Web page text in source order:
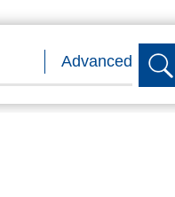
Advanced